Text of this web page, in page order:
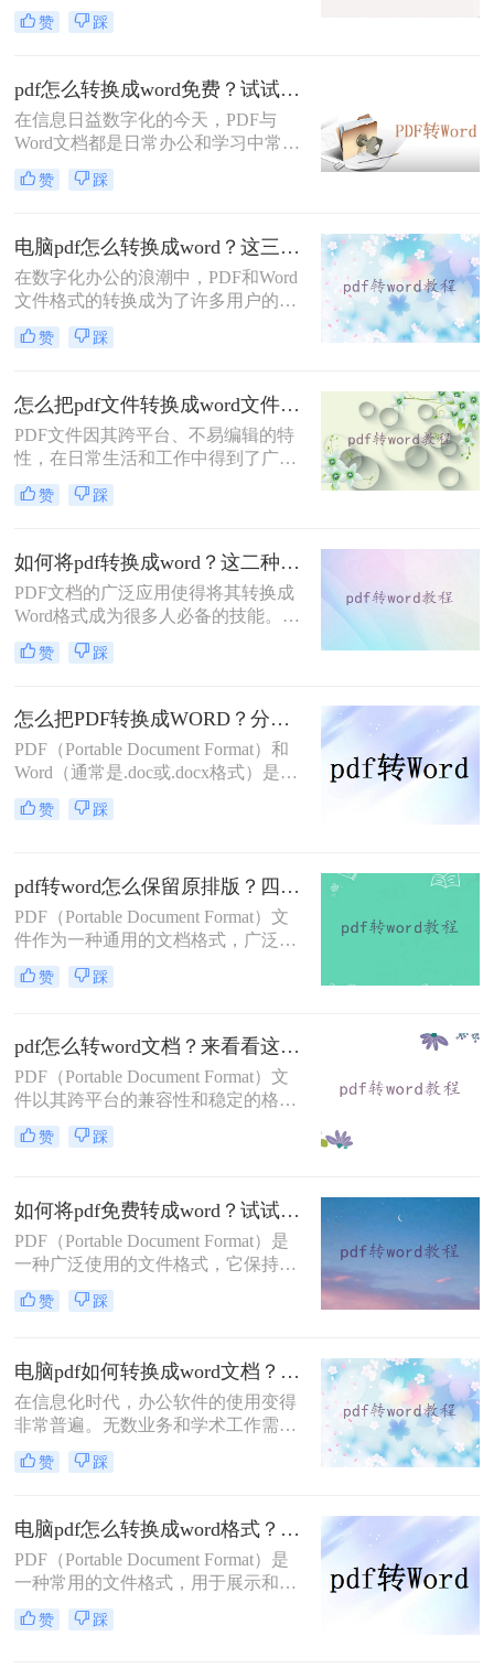
换。
出色的稳定性和跨平台性而受到广泛
使用，但在某些情况下，我们可能需
进行编辑、修改或重新排版。那么电
脑上如何把pdf转换成word文档呢？本
文将为您介绍三种在电脑上将PDF转
换成Word文档的实用方法，帮助您轻
松应对不同场景下的文件格式转换需
求。
赞 踩
pdf怎么转换成word免费？试试这二个方法！
在信息日益数字化的今天，PDF与
Word文档都是日常办公和学习中常见
的文件格式。PDF文件因其不易被修
改和跨平台兼容性强的特点而备受青
望将其转换为Word文档，以便于编辑
和修改。那么pdf怎么转换成word免费
呢？本文将为您介绍几种免费的PDF
转Word方法，帮助您轻松实现文件格
式转换。
赞 踩
电脑pdf怎么转换成word？这三种转换方法快来看！
在数字化办公的浪潮中，PDF和Word
文件格式的转换成为了许多用户的迫
切需求。PDF文件以其稳定性和跨平
台性而广受欢迎，但在需要编辑或修
Word文档。那么电脑pdf怎么转换成
word呢？本文将为您介绍三种在电脑
上将PDF转换成Word的实用方法，帮
助您轻松应对不同场景下的文件格式
转换需求。
赞 踩
怎么把pdf文件转换成word文件？介绍三种简单易用的方法！
PDF文件因其跨平台、不易编辑的特
性，在日常生活和工作中得到了广泛
应用。然而，有时我们可能需要对
PDF文件进行编辑或修改，这就需要
pdf文件转换成word文件呢？本文将介
绍四种将PDF文件转换成Word文件的
实用方法，帮助您轻松实现这一目
标。
赞 踩
如何将pdf转换成word？这二种方法你可以试试！
PDF文档的广泛应用使得将其转换成
Word格式成为很多人必备的技能。无
论是编辑PDF文本、复制文本内容还
是修改格式，将PDF转换成Word都能
换成word呢？本文将为你详细介绍。
赞 踩
怎么把PDF转换成WORD？分享三个好用的方法！
PDF（Portable Document Format）和
Word（通常是.doc或.docx格式）是两
种非常常见的文档格式，它们各自具
有独特的优势。PDF文件稳定且易于
为Word格式，以满足不同的需求。那
么怎么把PDF转换成WORD呢？本文
将介绍三种PDF转Word的方法，帮助
赞 踩
pdf转word怎么保留原排版？四种实用方法！
PDF（Portable Document Format）文
件作为一种通用的文档格式，广泛应
用于各个领域。然而，有时我们需要
将PDF文件转换为Word文档以进行编
版至关重要，以确保文档格式的一致
性和可读性。那么pdf转word怎么保留
原排版呢？本文将介绍四种方法，帮
助你在PDF转Word时保留原排版。
赞 踩
pdf怎么转word文档？来看看这三种实用方法解析！
PDF（Portable Document Format）文
件以其跨平台的兼容性和稳定的格式
展现，广泛应用于日常办公、学术交
流、电子书刊等领域。然而，有时候
版。那么pdf怎么转word文档呢？本文
将介绍三种将PDF转换为Word文档的
方法。
赞 踩
如何将pdf免费转成word？试试下面的二种在线方法！
PDF（Portable Document Format）是
一种广泛使用的文件格式，它保持了
文档的原始布局和格式，使得文件在
不同设备和操作系统上都能保持一致
Word文档（.docx或.doc）有时成为了
必要的需求。虽然市场上有很多付费
软件可以帮助完成这一任务，但也有
一些免费的方法可以实现PDF到Word
的转换。那么如何将pdf免费转成word
Word的方法。
赞 踩
电脑pdf如何转换成word文档？看看这四个方法！
在信息化时代，办公软件的使用变得
非常普遍。无数业务和学术工作需要
我们处理大量的文档文件，尤其是以
PDF和Word格式出现的。PDF文件因
泛应用于电子书、教材、报告及宣传
刊物；然而，在需要编辑和修改内容
时，Word格式又显得更为灵活方便。
这就引出了一个常见问题：电脑pdf如
何转换成word文档？今天，让我们深
入探讨这个问题，并提供一些行之有
赞 踩
电脑pdf怎么转换成word格式？这三个方法非常实用！
PDF（Portable Document Format）是
一种常用的文件格式，用于展示和交
换文档，因其高度的可读性和稳定性
而广受欢迎。然而，有时候我们可能
赞 踩